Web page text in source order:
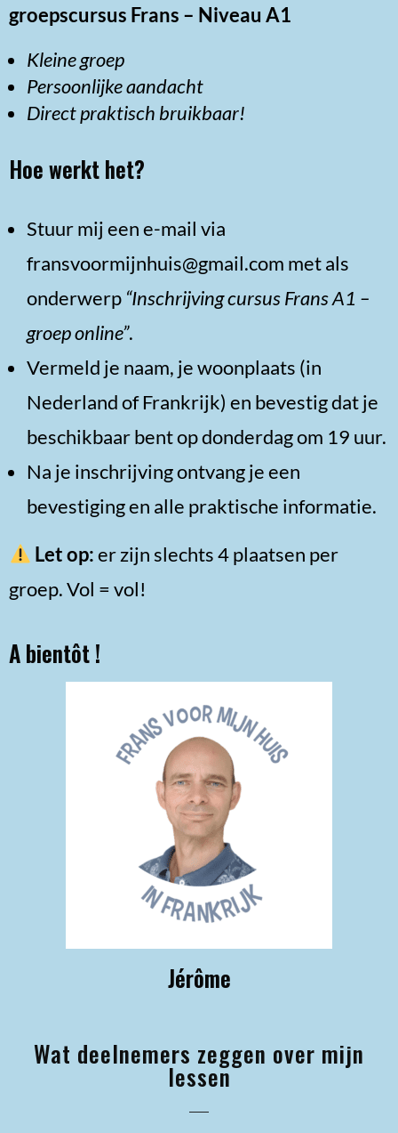
groepscursus Frans – Niveau A1
Kleine groep
Persoonlijke aandacht
Direct praktisch bruikbaar!
Hoe werkt het?
Stuur mij een e-mail via
fransvoormijnhuis@gmail.com met als
onderwerp “Inschrijving cursus Frans A1 –
groep online”.
Vermeld je naam, je woonplaats (in
Nederland of Frankrijk) en bevestig dat je
beschikbaar bent op donderdag om 19 uur.
Na je inschrijving ontvang je een
bevestiging en alle praktische informatie.
Let op:er zijn slechts 4 plaatsen per
groep. Vol = vol!
A bientôt !
Jérôme
Wat deelnemers zeggen over mijn
lessen